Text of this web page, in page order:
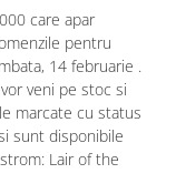
care apar
pentru
14 februarie .
veni pe stoc si
marcate cu status
sunt disponibile
Lair of the